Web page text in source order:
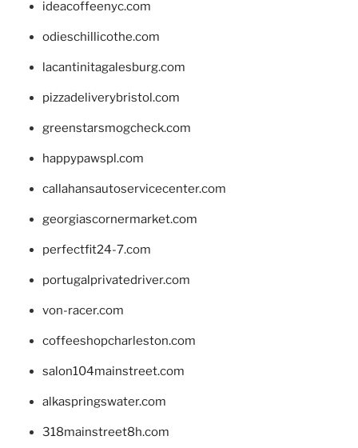
ideacoffeenyc.com
odieschillicothe.com
lacantinitagalesburg.com
pizzadeliverybristol.com
greenstarsmogcheck.com
happypawspl.com
callahansautoservicecenter.com
georgiascornermarket.com
perfectfit24-7.com
portugalprivatedriver.com
von-racer.com
coffeeshopcharleston.com
salon104mainstreet.com
alkaspringswater.com
318mainstreet8h.com